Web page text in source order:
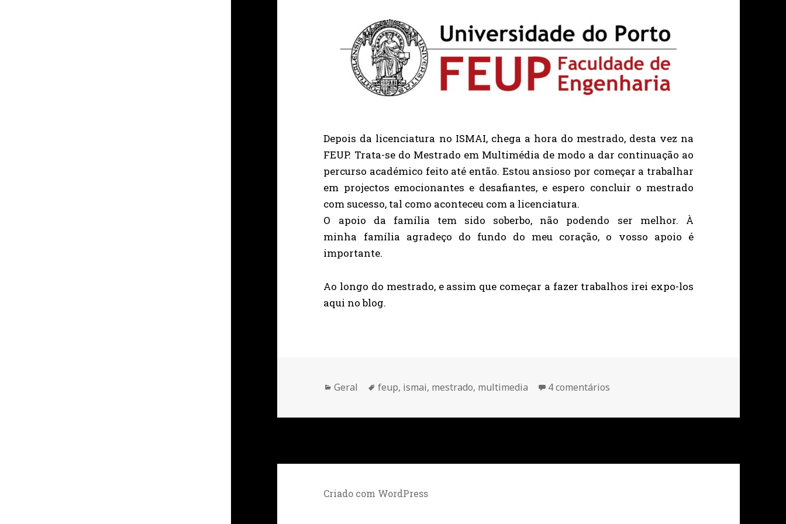
Depois da licenciatura no ISMAI, chega a hora do mestrado, desta vez na
FEUP. Trata-se do Mestrado em Multimédia de modo a dar continuação ao
percurso académico feito até então. Estou ansioso por começar a trabalhar
em projectos emocionantes e desafiantes, e espero concluir o mestrado
com sucesso, tal como aconteceu com a licenciatura.
O apoio da família tem sido soberbo, não podendo ser melhor. À
minha família agradeço do fundo do meu coração, o vosso apoio é
importante.
Ao longo do mestrado, e assim que começar a fazer trabalhos irei expo-los
aqui no blog.
Categorias
Geral Etiquetas
feup, ismai, mestrado, multimedia 4 comentários
Criado com WordPress